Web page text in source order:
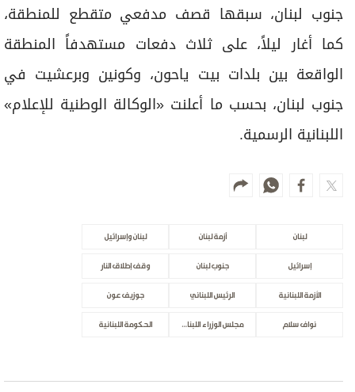
جنوب لبنان، سبقها قصف مدفعي متقطع للمنطقة،
كما أغار ليلاً، على ثلاث دفعات مستهدفاً المنطقة
الواقعة بين بلدات بيت ياحون، وكونين وبرعشيت في
جنوب لبنان، بحسب ما أعلنت «الوكالة الوطنية للإعلام»
اللبنانية الرسمية.
لبنان أزمة لبنان لبنان وإسرائيل
إسرائيل جنوب لبنان وقف إطلاق النار
الأزمة اللبنانية الرئيس اللبناني جوزيف عون
نواف سلام مجلس الوزراء اللبناني الحكومة اللبنانية